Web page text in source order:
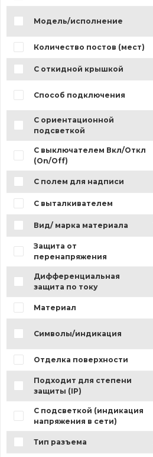
Модель/исполнение
Количество постов (мест)
С откидной крышкой
Способ подключения
С ориентационной
подсветкой
С выключателем Вкл/Откл
(On/Off)
С полем для надписи
С выталкивателем
Вид/ марка материала
Защита от
перенапряжения
Дифференциальная
защита по току
Материал
Символы/индикация
Отделка поверхности
Подходит для степени
защиты (IP)
С подсветкой (индикация
напряжения в сети)
Тип разъема